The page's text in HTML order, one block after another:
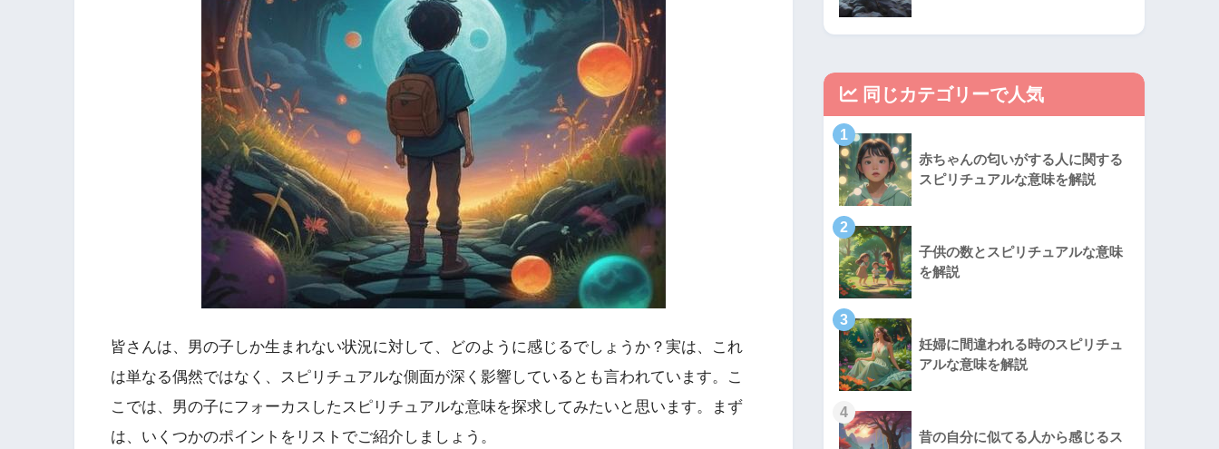
皆さんは、男の子しか生まれない状況に対して、どのように感じるでしょうか？実は、これ
は単なる偶然ではなく、スピリチュアルな側面が深く影響しているとも言われています。こ
こでは、男の子にフォーカスしたスピリチュアルな意味を探求してみたいと思います。まず
は、いくつかのポイントをリストでご紹介しましょう。
同じカテゴリーで人気
1
赤ちゃんの匂いがする人に関する
スピリチュアルな意味を解説
2
子供の数とスピリチュアルな意味
を解説
3
妊婦に間違われる時のスピリチュ
アルな意味を解説
4
昔の自分に似てる人から感じるス